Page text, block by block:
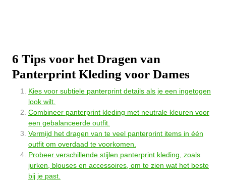
6 Tips voor het Dragen van
Panterprint Kleding voor Dames
Kies voor subtiele panterprint details als je een ingetogen
look wilt.
Combineer panterprint kleding met neutrale kleuren voor
een gebalanceerde outfit.
Vermijd het dragen van te veel panterprint items in één
outfit om overdaad te voorkomen.
Probeer verschillende stijlen panterprint kleding, zoals
jurken, blouses en accessoires, om te zien wat het beste
bij je past.